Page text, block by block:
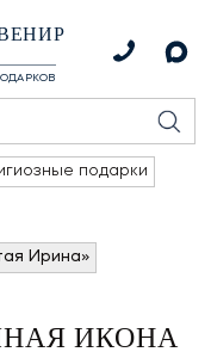
подарки
Ирина»
ИКОНА